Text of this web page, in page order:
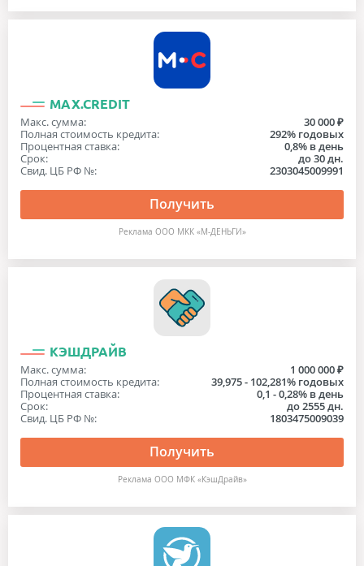
MAX.CREDIT
Макс. сумма:
30 000 ₽
Полная стоимость кредита:
292% годовых
Процентная ставка:
0,8% в день
Срок:
до 30 дн.
Свид. ЦБ РФ №:
2303045009991
Получить
Реклама ООО МКК «М-ДЕНЬГИ»
КЭШДРАЙВ
Макс. сумма:
1 000 000 ₽
Полная стоимость кредита:
39,975 - 102,281% годовых
Процентная ставка:
0,1 - 0,28% в день
Срок:
до 2555 дн.
Свид. ЦБ РФ №:
1803475009039
Получить
Реклама ООО МФК «КэшДрайв»